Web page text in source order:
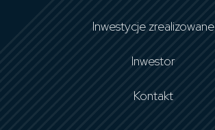
Inwestycje zrealizowane
Inwestor
Kontakt